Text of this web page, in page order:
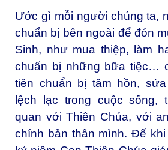
Ước gì mỗi người chúng ta,
chuẩn bị bên ngoài để đón
Sinh, như mua thiệp, làm
chuẩn bị những bữa tiệc…
tiên chuẩn bị tâm hồn,
lệch lạc trong cuộc sống,
quan với Thiên Chúa, với
chính bản thân mình. Ðể